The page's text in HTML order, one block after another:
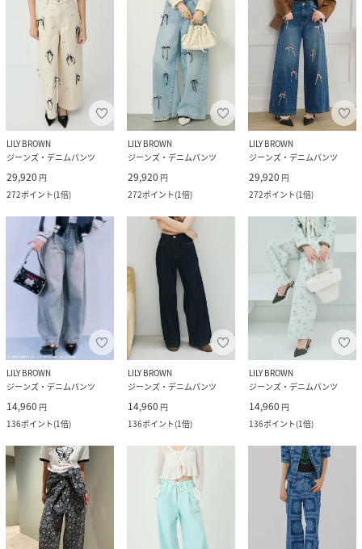
LILY BROWN
ジーンズ・デニムパンツ
29,920 円
272ポイント(1倍)
LILY BROWN
ジーンズ・デニムパンツ
29,920 円
272ポイント(1倍)
LILY BROWN
ジーンズ・デニムパンツ
29,920 円
272ポイント(1倍)
LILY BROWN
ジーンズ・デニムパンツ
14,960 円
136ポイント(1倍)
LILY BROWN
ジーンズ・デニムパンツ
14,960 円
136ポイント(1倍)
LILY BROWN
ジーンズ・デニムパンツ
14,960 円
136ポイント(1倍)